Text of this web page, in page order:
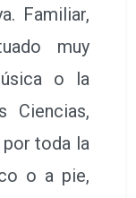
Valencia
nuestra
inspirado
clásicos y
como